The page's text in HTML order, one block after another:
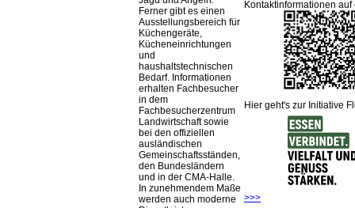
Ferner gibt es einen
Ausstellungsbereich für
Küchengeräte,
Kücheneinrichtungen
und
haushaltstechnischen
Bedarf. Informationen
erhalten Fachbesucher
in dem
Fachbesucherzentrum
Landwirtschaft sowie
bei den offiziellen
ausländischen
Gemeinschaftsständen,
den Bundesländern
und in der CMA-Halle.
In zunehmendem Maße
werden auch moderne
Kontaktinformationen
Hier geht's zur Initiative
>>>